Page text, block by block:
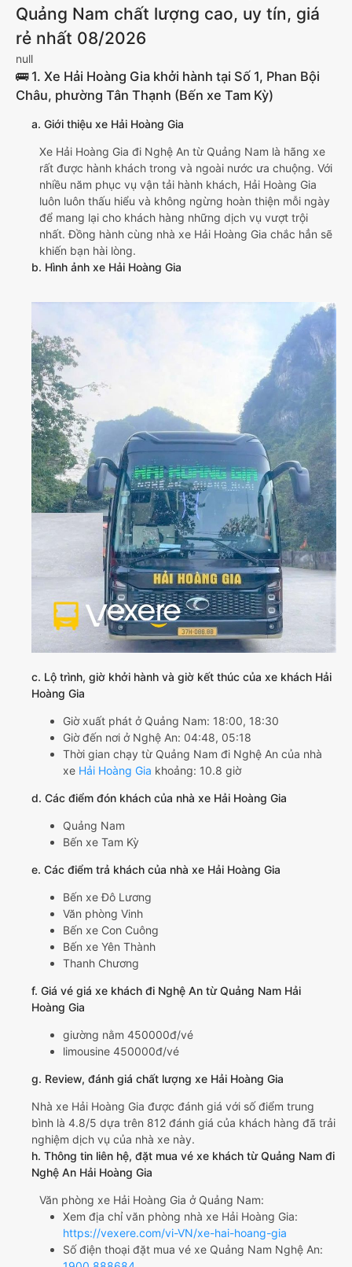
Quảng Nam chất lượng cao, uy tín, giá
rẻ nhất 08/2026
null
🚌 1. Xe Hải Hoàng Gia khởi hành tại Số 1, Phan Bội
Châu, phường Tân Thạnh (Bến xe Tam Kỳ)
a. Giới thiệu xe Hải Hoàng Gia
Xe Hải Hoàng Gia đi Nghệ An từ Quảng Nam là hãng xe
rất được hành khách trong và ngoài nước ưa chuộng. Với
nhiều năm phục vụ vận tải hành khách, Hải Hoàng Gia
luôn luôn thấu hiểu và không ngừng hoàn thiện mỗi ngày
để mang lại cho khách hàng những dịch vụ vượt trội
nhất. Đồng hành cùng nhà xe Hải Hoàng Gia chắc hẳn sẽ
khiến bạn hài lòng.
b. Hình ảnh xe Hải Hoàng Gia
c. Lộ trình, giờ khởi hành và giờ kết thúc của xe khách Hải
Hoàng Gia
Giờ xuất phát ở Quảng Nam: 18:00, 18:30
Giờ đến nơi ở Nghệ An: 04:48, 05:18
Thời gian chạy từ Quảng Nam đi Nghệ An của nhà
xe Hải Hoàng Gia khoảng: 10.8 giờ
d. Các điểm đón khách của nhà xe Hải Hoàng Gia
Quảng Nam
Bến xe Tam Kỳ
e. Các điểm trả khách của nhà xe Hải Hoàng Gia
Bến xe Đô Lương
Văn phòng Vinh
Bến xe Con Cuông
Bến xe Yên Thành
Thanh Chương
f. Giá vé giá xe khách đi Nghệ An từ Quảng Nam Hải
Hoàng Gia
giường nằm 450000đ/vé
limousine 450000đ/vé
g. Review, đánh giá chất lượng xe Hải Hoàng Gia
Nhà xe Hải Hoàng Gia được đánh giá với số điểm trung
bình là 4.8/5 dựa trên 812 đánh giá của khách hàng đã trải
nghiệm dịch vụ của nhà xe này.
h. Thông tin liên hệ, đặt mua vé xe khách từ Quảng Nam đi
Nghệ An Hải Hoàng Gia
Văn phòng xe Hải Hoàng Gia ở Quảng Nam:
Xem địa chỉ văn phòng nhà xe Hải Hoàng Gia:
https://vexere.com/vi-VN/xe-hai-hoang-gia
Số điện thoại đặt mua vé xe Quảng Nam Nghệ An: